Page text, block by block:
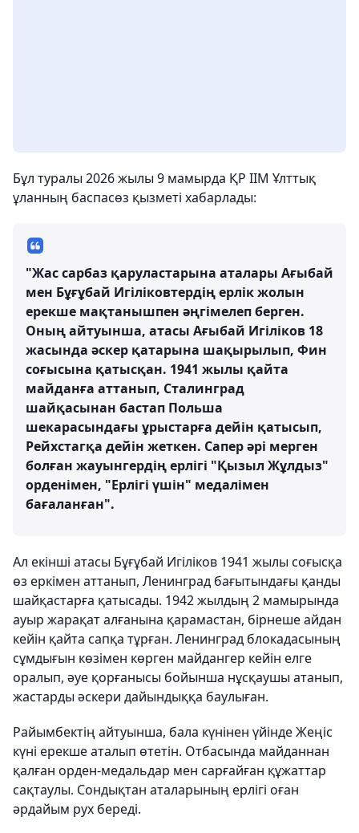
Бұл туралы 2026 жылы 9 мамырда ҚР ІІМ Ұлттық
ұланның баспасөз қызметі хабарлады:
"Жас сарбаз қаруластарына аталары Ағыбай
мен Бұғұбай Игіліковтердің ерлік жолын
ерекше мақтанышпен әңгімелеп берген.
Оның айтуынша, атасы Ағыбай Игіліков 18
жасында әскер қатарына шақырылып, Фин
соғысына қатысқан. 1941 жылы қайта
майданға аттанып, Сталинград
шайқасынан бастап Польша
шекарасындағы ұрыстарға дейін қатысып,
Рейхстагқа дейін жеткен. Сапер әрі мерген
болған жауынгердің ерлігі "Қызыл Жұлдыз"
орденімен, "Ерлігі үшін" медалімен
бағаланған".
Ал екінші атасы Бұғұбай Игіліков 1941 жылы соғысқа
өз еркімен аттанып, Ленинград бағытындағы қанды
шайқастарға қатысады. 1942 жылдың 2 мамырында
ауыр жарақат алғанына қарамастан, бірнеше айдан
кейін қайта сапқа тұрған. Ленинград блокадасының
сұмдығын көзімен көрген майдангер кейін елге
оралып, әуе қорғанысы бойынша нұсқаушы атанып,
жастарды әскери дайындыққа баулыған.
Райымбектің айтуынша, бала күнінен үйінде Жеңіс
күні ерекше аталып өтетін. Отбасында майданнан
қалған орден-медальдар мен сарғайған құжаттар
сақтаулы. Сондықтан аталарының ерлігі оған
әрдайым рух береді.